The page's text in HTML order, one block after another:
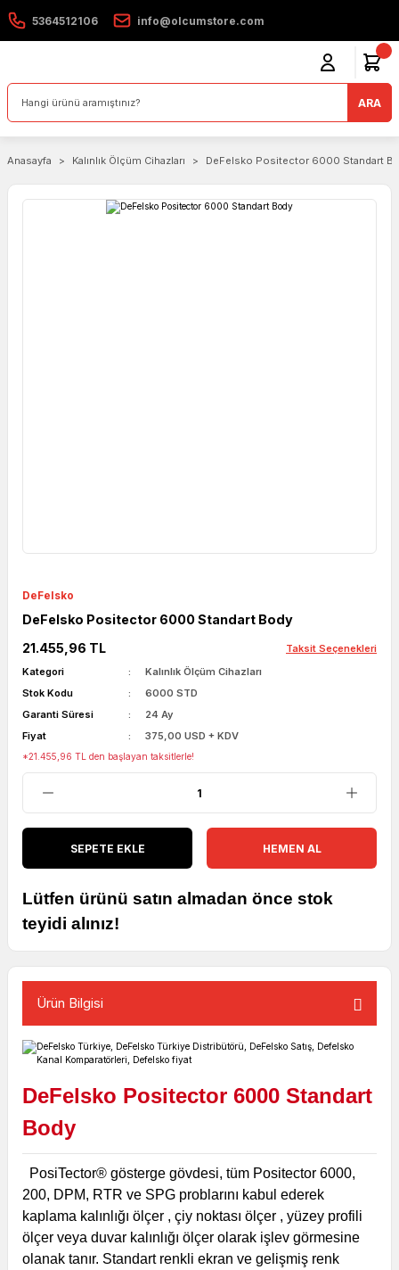
5364512106 info@olcumstore.com
ARA
Anasayfa Kalınlık Ölçüm Cihazları DeFelsko Positector 6000 Standart
DeFelsko
DeFelsko Positector 6000 Standart Body
21.455,96 TL
Taksit Seçenekleri
Kategori
Kalınlık Ölçüm Cihazları
Stok Kodu
6000 STD
Garanti Süresi
24 Ay
Fiyat
375,00 USD + KDV
*21.455,96 TL den başlayan taksitlerle!
SEPETE EKLE HEMEN AL
Lütfen ürünü satın almadan önce stok
teyidi alınız!
Ürün Bilgisi
DeFelsko Positector 6000 Standart
Body
PosiTector® gösterge gövdesi, tüm Positector 6000,
200, DPM, RTR ve SPG problarını kabul ederek
kaplama kalınlığı ölçer , çiy noktası ölçer , yüzey profili
ölçer veya duvar kalınlığı ölçer olarak işlev görmesine
olanak tanır. Standart renkli ekran ve gelişmiş renk